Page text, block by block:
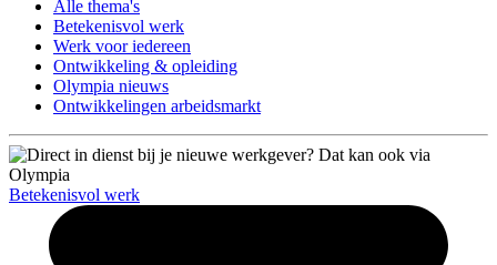
Alle thema's
Betekenisvol werk
Werk voor iedereen
Ontwikkeling & opleiding
Olympia nieuws
Ontwikkelingen arbeidsmarkt
Betekenisvol werk